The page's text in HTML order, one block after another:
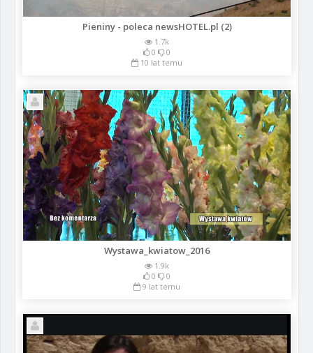
Pieniny - poleca newsHOTEL.pl (2)
1.7k
0
0
10 lat temu
Wystawa_kwiatow_2016
1.9k
0
0
9 lat temu